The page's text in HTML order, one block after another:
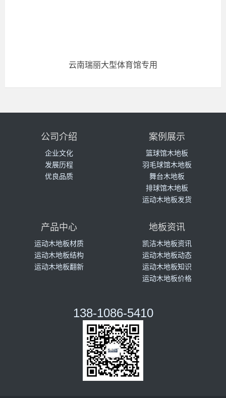
云南瑞丽大型体育馆专用
公司介绍
企业文化
发展历程
优良品质
案例展示
篮球馆木地板
羽毛球馆木地板
舞台木地板
排球馆木地板
运动木地板发货
产品中心
运动木地板材质
运动木地板结构
运动木地板翻新
地板资讯
凯洁木地板资讯
运动木地板动态
运动木地板知识
运动木地板价格
138-1086-5410